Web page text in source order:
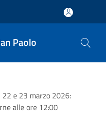
Paolo
e 23 marzo 2026:
alle ore 12:00